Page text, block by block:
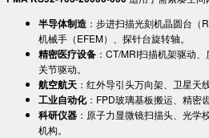
​半导体制造​ ：步进扫描光刻机晶圆台
机械手（EFEM）、探针台旋转轴。
​精密医疗设备​ ：CT/MRI扫描机架驱动
关节驱动。
​航空航天​ ：红外导引头万向架、卫星天
​工业自动化​：FPD玻璃基板搬运、精密
​科研仪器​ ：原子力显微镜扫描头、光学
机构。